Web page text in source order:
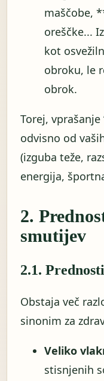
maščobe,
oreščke...
kot
obroku, le
obrok.
Torej, vprašanje
odvisno od
(izguba teže,
energija,
2.
smutijev
2.1.
Obstaja več
sinonim za
Veliko
stisnjenih